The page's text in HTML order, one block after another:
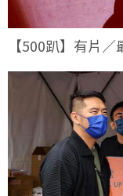
【500趴】有片